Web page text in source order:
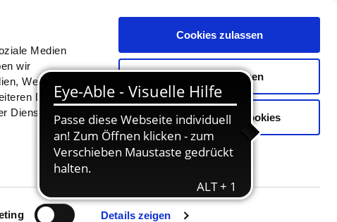
Medien
wir
Werbung
Daten
Dienste
Details zeigen
Cookies zulassen
Auswahl erlauben
Nur notwendige Cookies
Erlebnisse Buchen